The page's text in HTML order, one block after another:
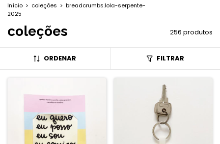
Início > coleções > breadcrumbs.lola-serpente-
2025
coleções 256 produtos
ORDENAR FILTRAR